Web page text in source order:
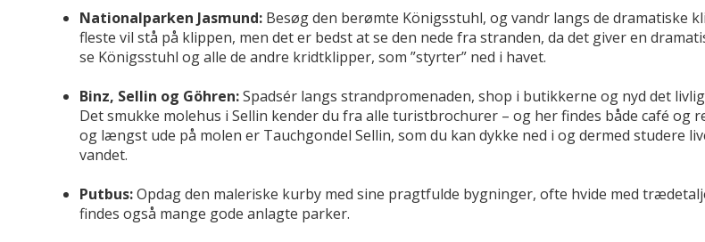
Nationalparken Jasmund:Besøg den berømte Königsstuhl, og vandr langs de dramatiske
fleste vil stå på klippen, men det er bedst at se den nede fra stranden, da det giver en
se Königsstuhl og alle de andre kridtklipper, som ”styrter” ned i havet.
Binz, Sellin og Göhren:Spadsér langs strandpromenaden, shop i butikkerne og nyd det
Det smukke molehus i Sellin kender du fra alle turistbrochurer – og her findes både café og
og længst ude på molen er Tauchgondel Sellin, som du kan dykke ned i og dermed studere
vandet.
Putbus:Opdag den maleriske kurby med sine pragtfulde bygninger, ofte hvide med
findes også mange gode anlagte parker.